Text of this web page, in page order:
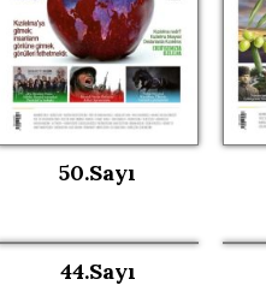
50.Sayı
44.Sayı